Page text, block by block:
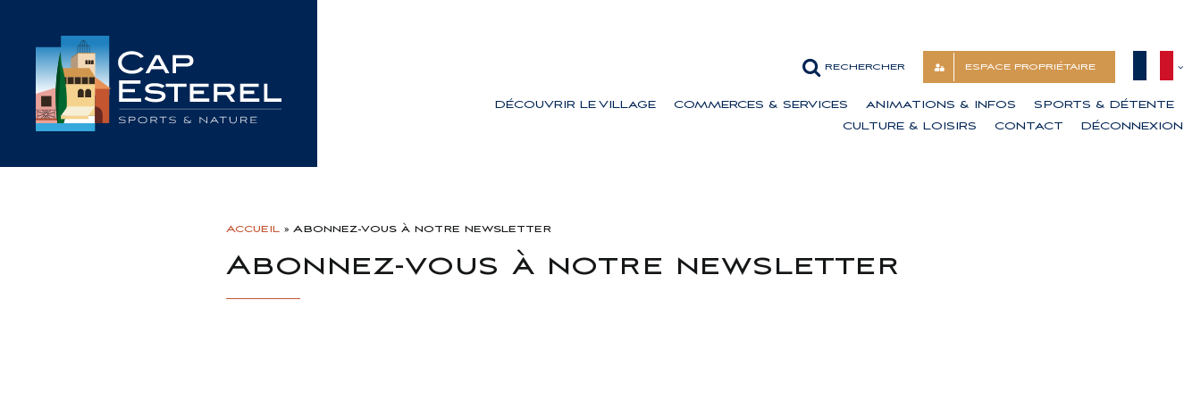
contenu
ESPACE PROPRIÉTAIRE
DÉCOUVRIR LE VILLAGE COMMERCES & SERVICES ANIMATIONS & INFOS
SPORTS & DÉTENTE
CULTURE & LOISIRS
CONTACT DÉCONNEXION
Accueil» Abonnez-vous à notre newsletter
Abonnez-vous à notre newsletter